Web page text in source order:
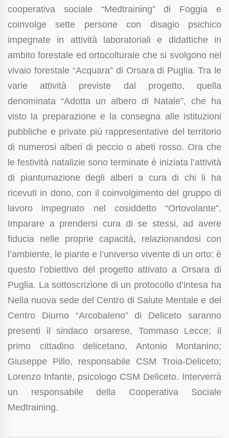
cooperativa sociale “Medtraining” di Foggia e
coinvolge sette persone con disagio psichico
impegnate in attività laboratoriali e didattiche in
ambito forestale ed ortocolturale che si svolgono nel
vivaio forestale “Acquara” di Orsara di Puglia. Tra le
varie attività previste dal progetto, quella
denominata “Adotta un albero di Natale”, che ha
visto la preparazione e la consegna alle istituzioni
pubbliche e private più rappresentative del territorio
di numerosi alberi di peccio o abeti rosso. Ora che
le festività natalizie sono terminate è iniziata l’attività
di piantumazione degli alberi a cura di chi li ha
ricevuti in dono, con il coinvolgimento del gruppo di
lavoro impegnato nel cosiddetto “Ortovolante”.
Imparare a prendersi cura di se stessi, ad avere
fiducia nelle proprie capacità, relazionandosi con
l’ambiente, le piante e l’universo vivente di un orto: è
questo l’obiettivo del progetto attivato a Orsara di
Puglia. La sottoscrizione di un protocollo d’intesa ha
Nella nuova sede del Centro di Salute Mentale e del
Centro Diurno “Arcobaleno” di Deliceto saranno
presenti il sindaco orsarese, Tommaso Lecce; il
primo cittadino delicetano, Antonio Montanino;
Giuseppe Pillo, responsabile CSM Troia-Deliceto;
Lorenzo Infante, psicologo CSM Deliceto. Interverrà
un responsabile della Cooperativa Sociale
Medtraining.